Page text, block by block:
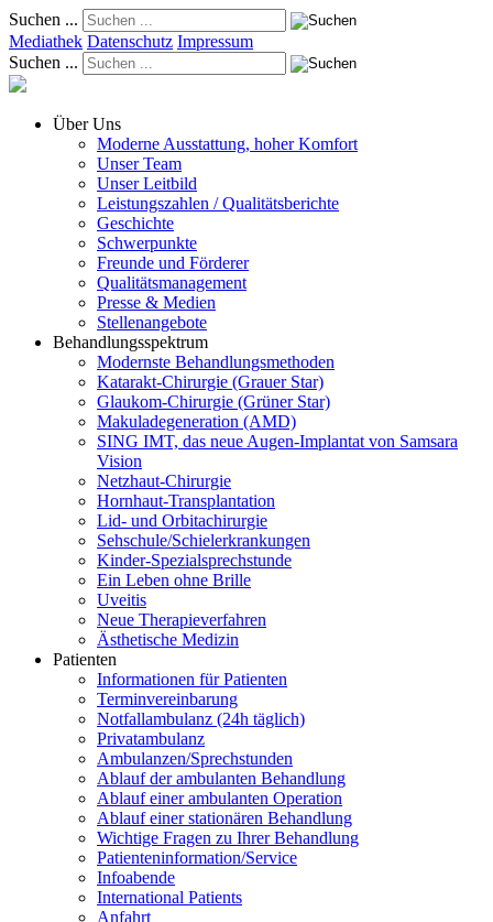
Suchen ...
Mediathek Datenschutz Impressum
Suchen ...
Über Uns
Moderne Ausstattung, hoher Komfort
Unser Team
Unser Leitbild
Leistungszahlen / Qualitätsberichte
Geschichte
Schwerpunkte
Freunde und Förderer
Qualitätsmanagement
Presse & Medien
Stellenangebote
Behandlungsspektrum
Modernste Behandlungsmethoden
Katarakt-Chirurgie (Grauer Star)
Glaukom-Chirurgie (Grüner Star)
Makuladegeneration (AMD)
SING IMT, das neue Augen-Implantat von Samsara
Vision
Netzhaut-Chirurgie
Hornhaut-Transplantation
Lid- und Orbitachirurgie
Sehschule/Schielerkrankungen
Kinder-Spezialsprechstunde
Ein Leben ohne Brille
Uveitis
Neue Therapieverfahren
Ästhetische Medizin
Patienten
Informationen für Patienten
Terminvereinbarung
Notfallambulanz (24h täglich)
Privatambulanz
Ambulanzen/Sprechstunden
Ablauf der ambulanten Behandlung
Ablauf einer ambulanten Operation
Ablauf einer stationären Behandlung
Wichtige Fragen zu Ihrer Behandlung
Patienteninformation/Service
Infoabende
International Patients
Anfahrt